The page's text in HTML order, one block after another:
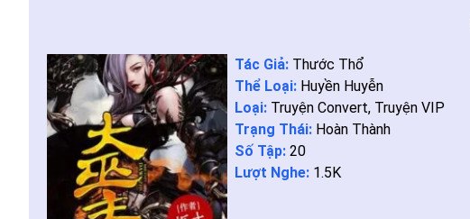
Tác Giả: Thước Thổ
Thể Loại: Huyền Huyễn
Loại: Truyện Convert, Truyện VIP
Trạng Thái: Hoàn Thành
Số Tập: 20
Lượt Nghe: 1.5K